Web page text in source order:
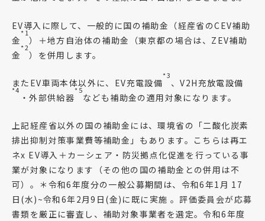
EV導入に際して、一般的に国の補助金（経産省のCEV補助
金
*1
）＋地方自治体の補助金（東京都の場合は、ZEV補助
金
*2
）を併用します。
またEV車両本体以外に、EV充電設備
*3
、V2H充放電設備
*4
・外部供給器
*5
なども補助金の適用対象になります。
上記経産省以外の国の補助金には、環境省の「二酸化炭素
排出抑制対策事業費等補助金」もあります。こちらは再エ
ネx EV導入＋カーシェア・防災拠点化促進を行っている事
業が対象になります（その他の国の補助金との併用は不
可）。＊令和6年度分の一般公募期間は、令和6年1月 17
日(水)~令和6年2月9日(金)に既に実施 。評価委員会が応募
書類を厳正に審査し、補助対象事業者を選定。令和6年度